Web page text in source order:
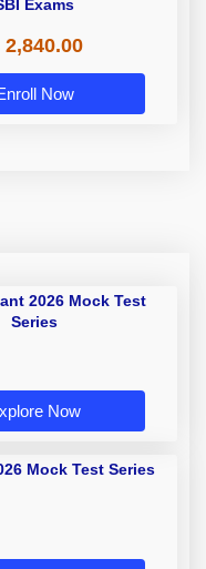
Exams
2,840.00
Now
2026 Mock Test
Series
Now
Mock Test Series